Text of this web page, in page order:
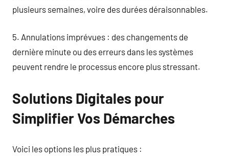
plusieurs semaines, voire des durées déraisonnables.
5. Annulations imprévues : des changements de
dernière minute ou des erreurs dans les systèmes
peuvent rendre le processus encore plus stressant.
Solutions Digitales pour
Simplifier Vos Démarches
Voici les options les plus pratiques :